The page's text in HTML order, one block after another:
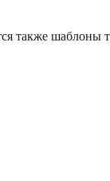
также шаблоны